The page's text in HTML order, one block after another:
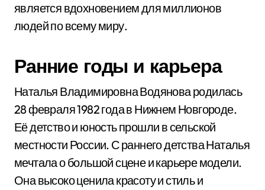
является вдохновением для миллионов
людей по всему миру.
Ранние годы и карьера
Наталья Владимировна Водянова родилась
28 февраля 1982 года в Нижнем Новгороде.
Её детство и юность прошли в сельской
местности России. С раннего детства Наталья
мечтала о большой сцене и карьере модели.
Она высоко ценила красоту и стиль и